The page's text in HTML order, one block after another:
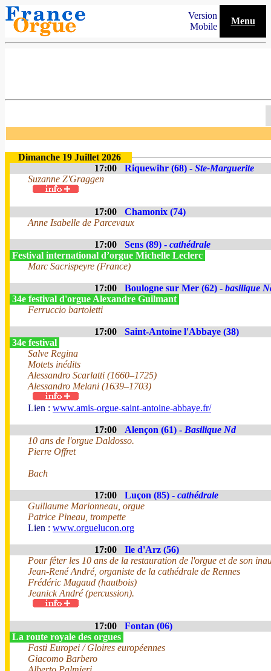
Version
Mobile
Menu
Dimanche 19 Juillet 2026
17:00
Riquewihr (68) - Ste-Marguerite
Suzanne Z'Graggen
17:00
Chamonix (74)
Anne Isabelle de Parcevaux
17:00 Sens (89) - cathédrale
Festival international d’orgue Michelle Leclerc
Marc Sacrispeyre (France)
17:00 Boulogne sur Mer (62) - basilique
34e festival d'orgue Alexandre Guilmant
Ferruccio bartoletti
17:00
Saint-Antoine l'Abbaye (38)
34e festival
Salve Regina
Motets inédits
Alessandro Scarlatti (1660–1725)
Alessandro Melani (1639–1703)
Lien : www.amis-orgue-saint-antoine-abbaye.fr/
17:00 Alençon (61) - Basilique Nd
10 ans de l'orgue Daldosso.
Pierre Offret
Bach
17:00 Luçon (85) - cathédrale
Guillaume Marionneau, orgue
Patrice Pineau, trompette
Lien : www.orguelucon.org
17:00
Ile d'Arz (56)
Pour fêter les 10 ans de la restauration de l'orgue et de son
Jean-René André, organiste de la cathédrale de Rennes
Frédéric Magaud (hautbois)
Jeanick André (percussion).
17:00
Fontan (06)
La route royale des orgues
Fasti Europei / Gloires européennes
Giacomo Barbero